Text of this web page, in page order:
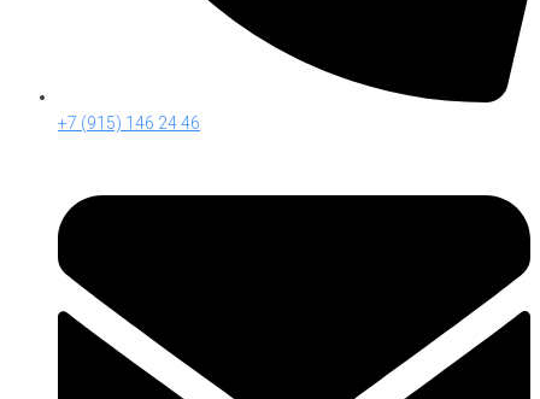
+7 (915) 146 24 46